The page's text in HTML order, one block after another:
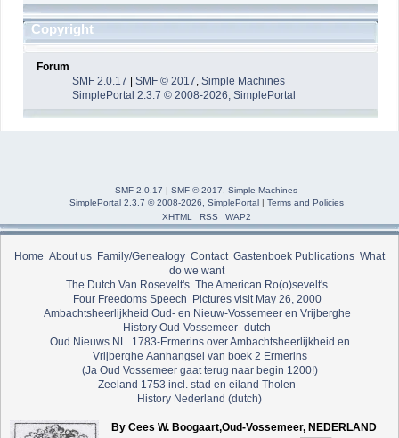
Copyright
Forum
SMF 2.0.17 | SMF © 2017 Simple Machines
SimplePortal 2.3.7 © 2008-2026, SimplePortal
SMF 2.0.17 | SMF © 2017
Simple Machines
SimplePortal 2.3.7 © 2008-2026, SimplePortal| Terms and Policies
XHTML
RSS WAP2
Home About us Family/Genealogy Contact Gastenboek Publications What
do we want
The Dutch Van Rosevelt's The American Ro(o)sevelt's
Four Freedoms Speech Pictures visit May 26, 2000
Ambachtsheerlijkheid Oud- en Nieuw-Vossemeer en Vrijberghe
History Oud-Vossemeer- dutch
Oud Nieuws NL
1783-Ermerins over Ambachtsheerlijkheid en
Vrijberghe Aanhangsel van boek 2 Ermerins
(Ja Oud Vossemeer gaat terug naar begin 1200!)
Zeeland 1753 incl. stad en eiland Tholen
History Nederland (dutch)
By Cees W. Boogaart,Oud-Vossemeer, NEDERLAND